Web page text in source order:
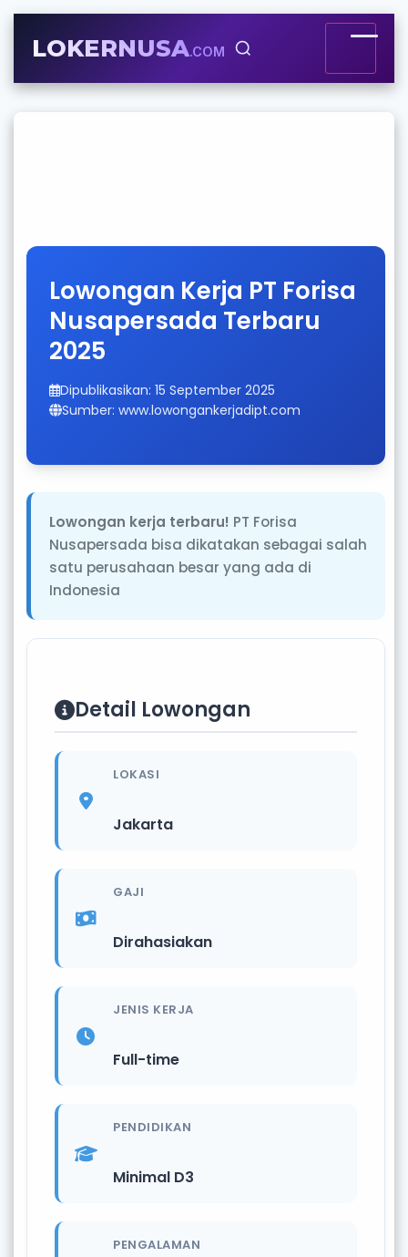
LOKERNUSA.COM
Lowongan Kerja PT Forisa
Nusapersada Terbaru
2025
Dipublikasikan: 15 September 2025
Sumber: www.lowongankerjadipt.com
Lowongan kerja terbaru! PT Forisa
Nusapersada bisa dikatakan sebagai salah
satu perusahaan besar yang ada di
Indonesia
Detail Lowongan
LOKASI
Jakarta
GAJI
Dirahasiakan
JENIS KERJA
Full-time
PENDIDIKAN
Minimal D3
PENGALAMAN